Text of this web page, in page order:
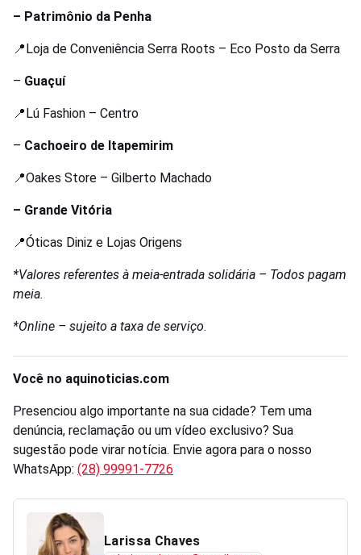
– Patrimônio da Penha
📍Loja de Conveniência Serra Roots – Eco Posto da Serra
– Guaçuí
📍Lú Fashion – Centro
– Cachoeiro de Itapemirim
📍Oakes Store – Gilberto Machado
– Grande Vitória
📍Óticas Diniz e Lojas Origens
*Valores referentes à meia-entrada solidária – Todos pagam
meia.
*Online – sujeito a taxa de serviço.
Você no aquinoticias.com
Presenciou algo importante na sua cidade? Tem uma
denúncia, reclamação ou um vídeo exclusivo? Sua
sugestão pode virar notícia. Envie agora para o nosso
WhatsApp: (28) 99991-7726
Larissa Chaves